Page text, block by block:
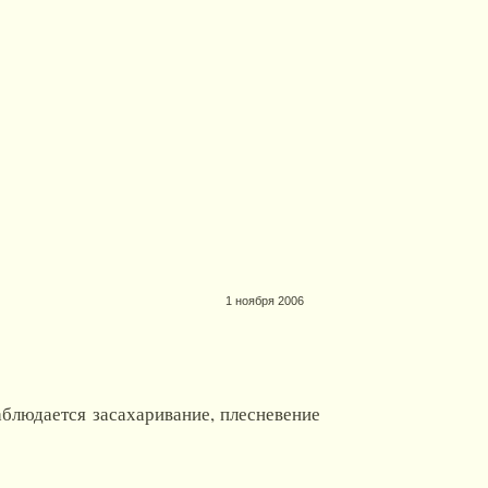
1 ноября 2006
засахаривание, плесневение